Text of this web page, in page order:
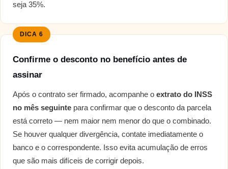
seja 35%.
DICA 6
Confirme o desconto no benefício antes de
assinar
Após o contrato ser firmado, acompanhe o extrato do INSS
no mês seguinte para confirmar que o desconto da parcela
está correto — nem maior nem menor do que o combinado.
Se houver qualquer divergência, contate imediatamente o
banco e o correspondente. Isso evita acumulação de erros
que são mais difíceis de corrigir depois.